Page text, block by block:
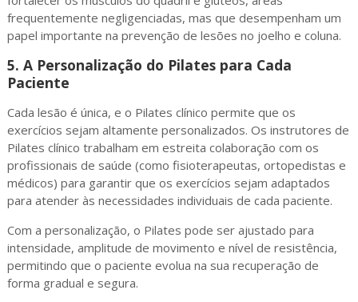
frequentemente negligenciadas, mas que desempenham um
papel importante na prevenção de lesões no joelho e coluna.
5. A Personalização do Pilates para Cada
Paciente
Cada lesão é única, e o Pilates clínico permite que os
exercícios sejam altamente personalizados. Os instrutores de
Pilates clínico trabalham em estreita colaboração com os
profissionais de saúde (como fisioterapeutas, ortopedistas e
médicos) para garantir que os exercícios sejam adaptados
para atender às necessidades individuais de cada paciente.
Com a personalização, o Pilates pode ser ajustado para
intensidade, amplitude de movimento e nível de resistência,
permitindo que o paciente evolua na sua recuperação de
forma gradual e segura.